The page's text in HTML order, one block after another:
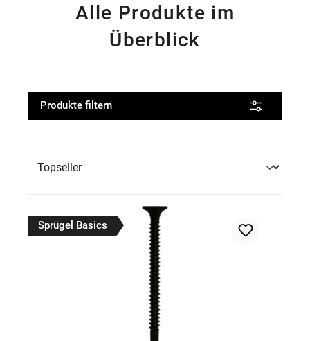
Alle Produkte im
Überblick
Produkte filtern
Sprügel Basics